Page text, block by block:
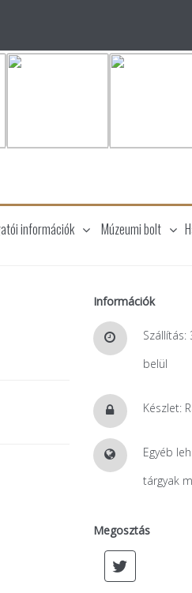
információk Múzeumi bolt
Információk
belül
Készlet:
Egyéb
tárgyak
Megosztás